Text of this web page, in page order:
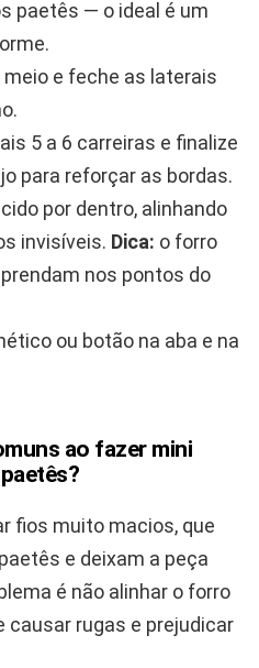
paetês — o ideal é um
meio e feche as laterais
5 a 6 carreiras e finalize
para reforçar as bordas.
por dentro, alinhando
invisíveis. Dica: o forro
nos pontos do
ou botão na aba e na
ao fazer mini
fios muito macios, que
e deixam a peça
é não alinhar o forro
causar rugas e prejudicar